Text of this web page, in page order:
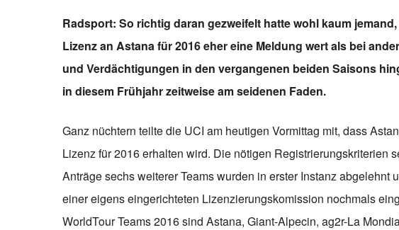
Radsport: So richtig daran gezweifelt hatte wohl kaum
Lizenz an Astana für 2016 eher eine Meldung wert als bei
und Verdächtigungen in den vergangenen beiden Saisons
in diesem Frühjahr zeitweise am seidenen Faden.
Ganz nüchtern teilte die UCI am heutigen Vormittag mit, dass
Lizenz für 2016 erhalten wird. Die nötigen Registrierungskriterien
Anträge sechs weiterer Teams wurden in erster Instanz abgelehnt
einer eigens eingerichteten Lizenzierungskomission nochmals
WorldTour Teams 2016 sind Astana, Giant-Alpecin, ag2r-La